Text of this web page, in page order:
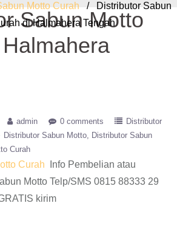
Motto Curah / Distributor Sabun
di Halmahera Tengah
Sabun Motto
admin 0 comments
Distributor
Distributor Sabun Motto
Distributor Sabun
Curah
Curah
Info Pembelian atau
Motto Telp/SMS 0815 88333 29
kirim